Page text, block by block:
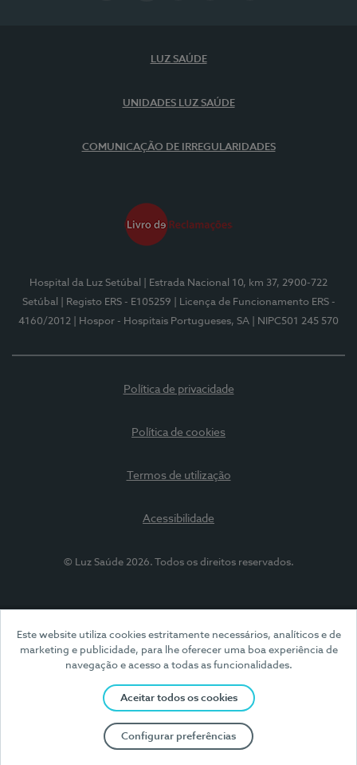
Este website utiliza cookies estritamente necessários, analíticos e de
marketing e publicidade, para lhe oferecer uma boa experiência de
navegação e acesso a todas as funcionalidades.
Aceitar todos os cookies
Configurar preferências
LUZ SAÚDE
UNIDADES LUZ SAÚDE
COMUNICAÇÃO DE IRREGULARIDADES
Hospital da Luz Setúbal
| Estrada Nacional 10, km 37, 2900-722
Setúbal
| Registo ERS - E105259
| Licença de Funcionamento ERS -
4160/2012
| Hospor - Hospitais Portugueses, SA | NIPC501 245 570
Política de privacidade
Política de cookies
Termos de utilização
Acessibilidade
© Luz Saúde 2026. Todos os direitos reservados.